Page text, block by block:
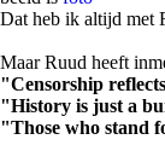
Dat heb ik altijd met
Maar Ruud heeft
"Censorship
"History is just a
"Those who stand